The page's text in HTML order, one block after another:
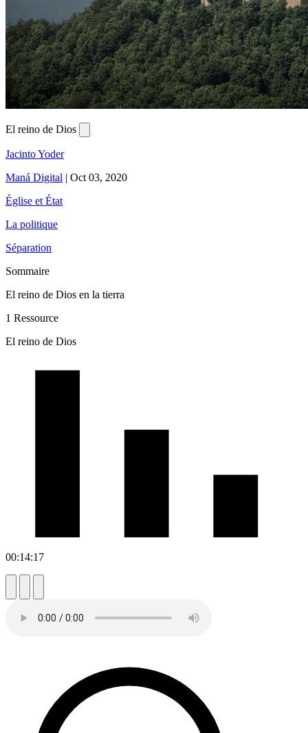
El reino de Dios
Jacinto Yoder
Maná Digital | Oct 03, 2020
Église et État
La politique
Séparation
Sommaire
El reino de Dios en la tierra
1 Ressource
El reino de Dios
00:14:17